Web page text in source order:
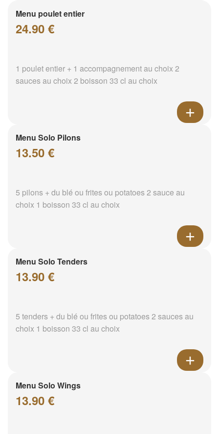
Menu poulet entier
24.90 €
1 poulet entier + 1 accompagnement au choix 2
sauces au choix 2 boisson 33 cl au choix
Menu Solo Pilons
13.50 €
5 pilons + du blé ou frites ou potatoes 2 sauce au
choix 1 boisson 33 cl au choix
Menu Solo Tenders
13.90 €
5 tenders + du blé ou frites ou potatoes 2 sauces au
choix 1 boisson 33 cl au choix
Menu Solo Wings
13.90 €